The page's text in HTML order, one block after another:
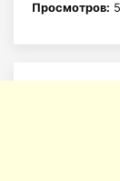
Просмотров: